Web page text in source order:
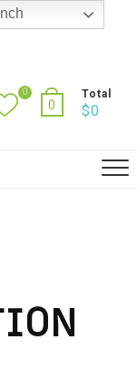
0
0
Total
$0